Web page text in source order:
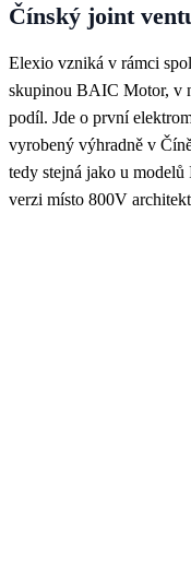
Čínský joint
Elexio vzniká v rámci
skupinou BAIC Motor, v
podíl. Jde o první
vyrobený výhradně v
tedy stejná jako u
verzi místo 800V